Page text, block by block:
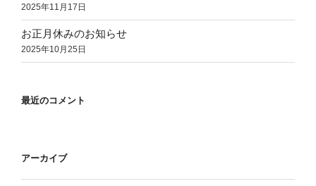
2025年11月17日
お正月休みのお知らせ
2025年10月25日
最近のコメント
アーカイブ